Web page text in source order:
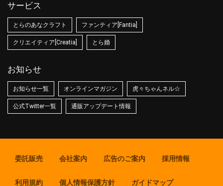
サービス
とらのあなクラフト ファンティア[Fantia]
クリエイティア[Creatia] とら婚
お知らせ
お知らせ一覧 オンラインマガジン 虎々ちゃんネル☆
公式Twitter一覧 通販アップデート情報
委託販売 会社案内 広告のご案内 採用情報
利用規約 個人情報保護方針 ガイドマップ